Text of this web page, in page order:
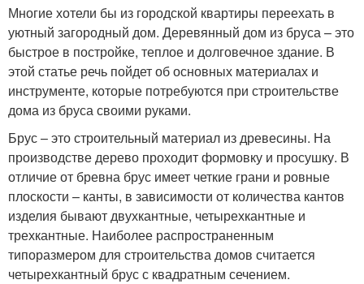
Многие хотели бы из городской квартиры переехать в
уютный загородный дом. Деревянный дом из бруса – это
быстрое в постройке, теплое и долговечное здание. В
этой статье речь пойдет об основных материалах и
инструменте, которые потребуются при строительстве
дома из бруса своими руками.
Брус – это строительный материал из древесины. На
производстве дерево проходит формовку и просушку. В
отличие от бревна брус имеет четкие грани и ровные
плоскости – канты, в зависимости от количества кантов
изделия бывают двухкантные, четырехкантные и
трехкантные. Наиболее распространенным
типоразмером для строительства домов считается
четырехкантный брус с квадратным сечением.